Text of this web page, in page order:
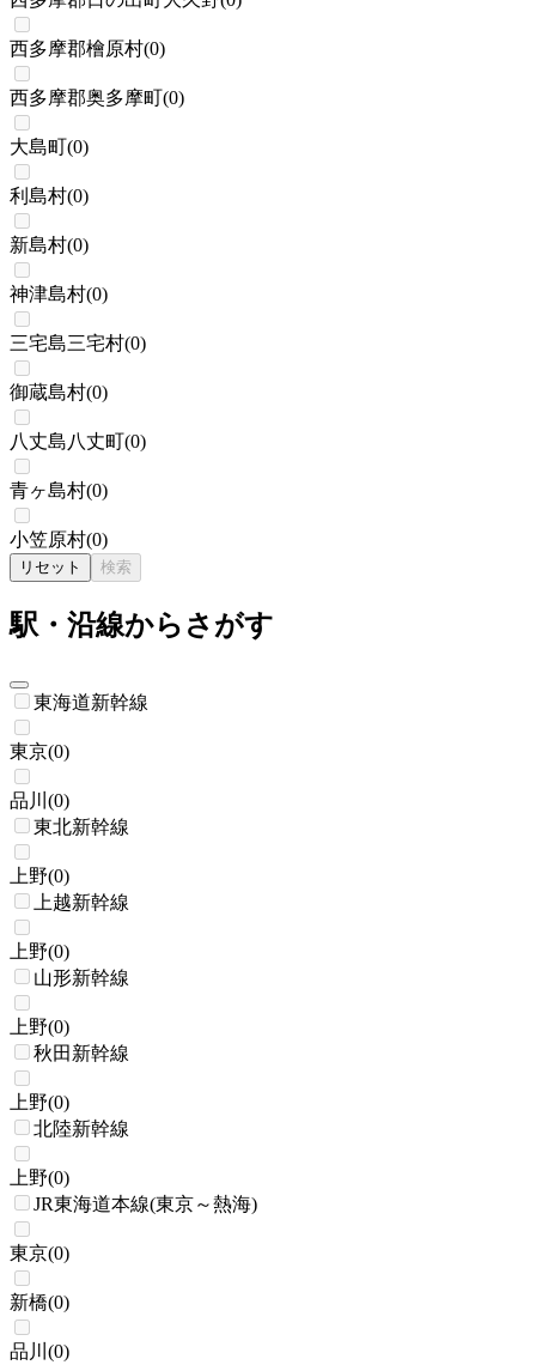
西多摩郡檜原村(0)
西多摩郡奥多摩町(0)
大島町(0)
利島村(0)
新島村(0)
神津島村(0)
三宅島三宅村(0)
御蔵島村(0)
八丈島八丈町(0)
青ヶ島村(0)
小笠原村(0)
リセット 検索
駅・沿線からさがす
東海道新幹線
東京(0)
品川 (0)
東北新幹線
上野(0)
上越新幹線
上野(0)
山形新幹線
上野(0)
秋田新幹線
上野(0)
北陸新幹線
上野(0)
JR東海道本線(東京～熱海)
東京(0)
新橋(0)
品川 (0)